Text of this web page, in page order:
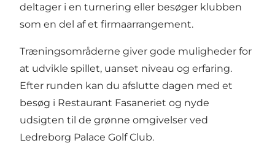
deltager i en turnering eller besøger klubben
som en del af et firmaarrangement.
Træningsområderne giver gode muligheder for
at udvikle spillet, uanset niveau og erfaring.
Efter runden kan du afslutte dagen med et
besøg i Restaurant Fasaneriet og nyde
udsigten til de grønne omgivelser ved
Ledreborg Palace Golf Club.